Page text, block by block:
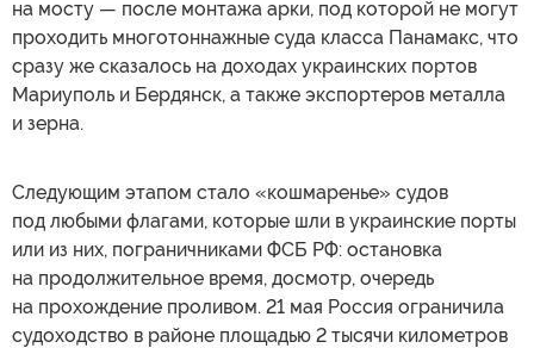
на мосту — после монтажа арки, под которой не могут
проходить многотоннажные суда класса Панамакс, что
сразу же сказалось на доходах украинских портов
Мариуполь и Бердянск, а также экспортеров металла
и зерна.
Следующим этапом стало «кошмаренье» судов
под любыми флагами, которые шли в украинские порты
или из них, пограничниками ФСБ РФ: остановка
на продолжительное время, досмотр, очередь
на прохождение проливом. 21 мая Россия ограничила
судоходство в районе площадью 2 тысячи километров